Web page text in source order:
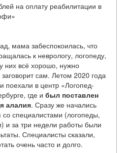
на оплату реабилитации в
мама забеспокоилась, что
к неврологу, логопеду,
них всё хорошо, нужно
сам. Летом 2020 года
поехали в центр «Логопед-
где и был поставлен
алалия. Сразу же начались
со специалистами (логопеды,
и за три недели работы были
Специалисты сказали,
очень часто и долго.